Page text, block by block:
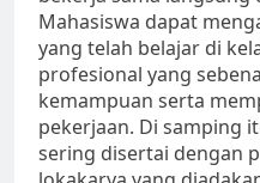
Mahasiswa dapat
yang telah belajar di
profesional yang
kemampuan serta
pekerjaan. Di samping
sering disertai dengan